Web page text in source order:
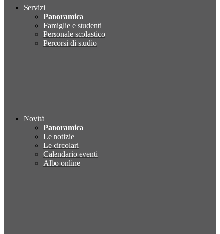
Servizi
Panoramica
Famiglie e studenti
Personale scolastico
Percorsi di studio
Novità
Panoramica
Le notizie
Le circolari
Calendario eventi
Albo online